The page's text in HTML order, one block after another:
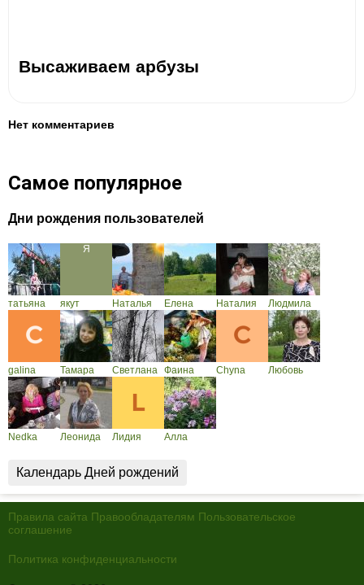
Высаживаем арбузы
Нет комментариев
Самое популярное
Дни рождения пользователей
татьяна якут Наталья Елена Наталия Людмила
galina Тамара Светлана Фаина Chyna Любовь
Nedka Леонида Лидия Алла
Календарь Дней рождений
Правила сайта Правообладателям Пользовательское
соглашение
Политика конфиденциальности